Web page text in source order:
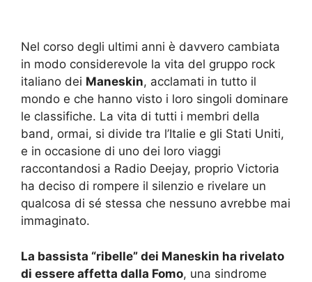
Nel corso degli ultimi anni è davvero cambiata
in modo considerevole la vita del gruppo rock
italiano dei Maneskin, acclamati in tutto il
mondo e che hanno visto i loro singoli dominare
le classifiche. La vita di tutti i membri della
band, ormai, si divide tra l’Italie e gli Stati Uniti,
e in occasione di uno dei loro viaggi
raccontandosi a Radio Deejay, proprio Victoria
ha deciso di rompere il silenzio e rivelare un
qualcosa di sé stessa che nessuno avrebbe mai
immaginato.
La bassista “ribelle” dei Maneskin ha rivelato
di essere affetta dalla Fomo, una sindrome